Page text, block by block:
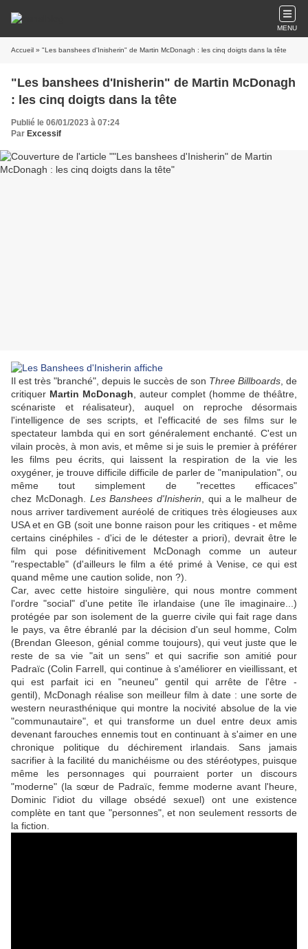
MENU
Accueil » "Les banshees d'Inisherin" de Martin McDonagh : les cinq doigts dans la tête
"Les banshees d'Inisherin" de Martin McDonagh
: les cinq doigts dans la tête
Publié le 06/01/2023 à 07:24
Par Excessif
Il est très "branché", depuis le succès de son Three Billboards , de
critiquer Martin McDonagh , auteur complet (homme de théâtre,
scénariste et réalisateur), auquel on reproche désormais
l'intelligence de ses scripts, et l'efficacité de ses films sur le
spectateur lambda qui en sort généralement enchanté. C'est un
vilain procès, à mon avis, et même si je suis le premier à préférer
les films peu écrits, qui laissent la respiration de la vie les
oxygéner, je trouve difficile difficile de parler de "manipulation", ou
même tout simplement de "recettes efficaces"
chez McDonagh Les Banshees d'Inisherin , qui a le malheur de
nous arriver tardivement auréolé de critiques très élogieuses aux
USA et en GB (soit une bonne raison pour les critiques - et même
certains cinéphiles - d'ici de le détester a priori), devrait être le
film qui pose définitivement McDonagh comme un auteur
"respectable" (d'ailleurs le film a été primé à Venise, ce qui est
quand même une caution solide, non ?).
Car, avec cette histoire singulière, qui nous montre comment
l'ordre "social" d'une petite île irlandaise (une île imaginaire...)
protégée par son isolement de la guerre civile qui fait rage dans
le pays, va être ébranlé par la décision d'un seul homme, Colm
(Brendan Gleeson , génial comme toujours), qui veut juste que le
reste de sa vie "ait un sens" et qui sacrifie son amitié pour
Padraïc (Colin Farrell , qui continue à s'améliorer en vieillissant, et
qui est parfait ici en "neuneu" gentil qui arrête de l'être -
gentil), McDonagh réalise son meilleur film à date : une sorte de
western neurasthénique qui montre la nocivité absolue de la vie
"communautaire", et qui transforme un duel entre deux amis
devenant farouches ennemis tout en continuant à s'aimer en une
chronique politique du déchirement irlandais. Sans jamais
sacrifier à la facilité du manichéisme ou des stéréotypes, puisque
même les personnages qui pourraient porter un discours
"moderne" (la sœur de Padraïc, femme moderne avant l'heure,
Dominic l'idiot du village obsédé sexuel) ont une existence
complète en tant que "personnes", et non seulement ressorts de
la fiction.